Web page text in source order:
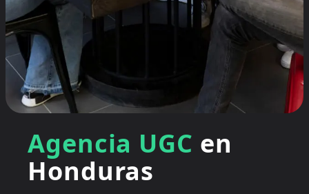
Agencia UGC en
Honduras